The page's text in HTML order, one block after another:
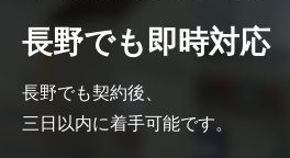
長野でも即時対応
長野でも契約後、
三日以内に着手可能です。